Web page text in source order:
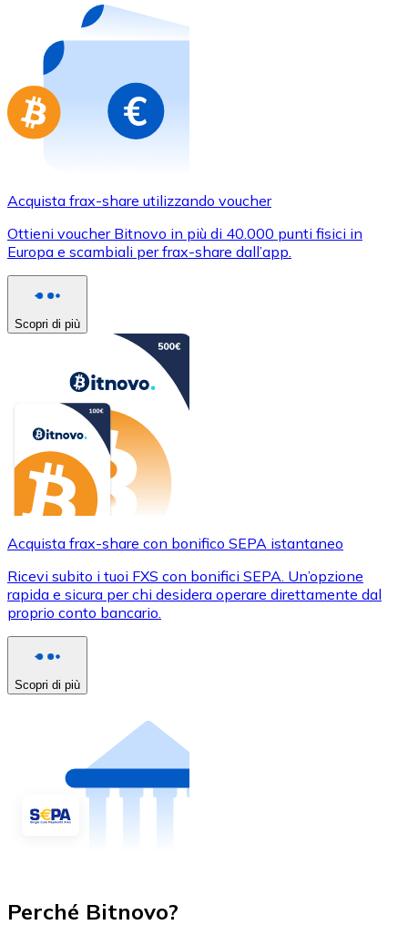
Acquista gift card dei tuoi marchi preferiti con
Vai al negozio di carte regalo
Acquista frax-share utilizzando voucher
Ottieni voucher Bitnovo in più di 40.000 punti fisici in
Europa e scambiali per frax-share dall’app.
Scopri di più
Acquista frax-share con bonifico SEPA istantaneo
Ricevi subito i tuoi FXS con bonifici SEPA. Un’opzione
rapida e sicura per chi desidera operare direttamente dal
proprio conto bancario.
Scopri di più
Perché Bitnovo?